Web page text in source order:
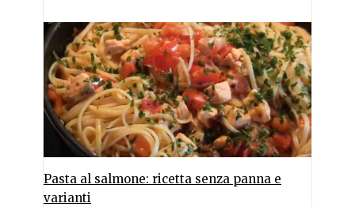
Pasta al salmone: ricetta senza panna e
varianti